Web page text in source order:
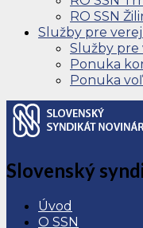
RO SSN
Služby pre
Služby pre
Ponuka
Ponuka
Slovenský
Úvod
O SSN